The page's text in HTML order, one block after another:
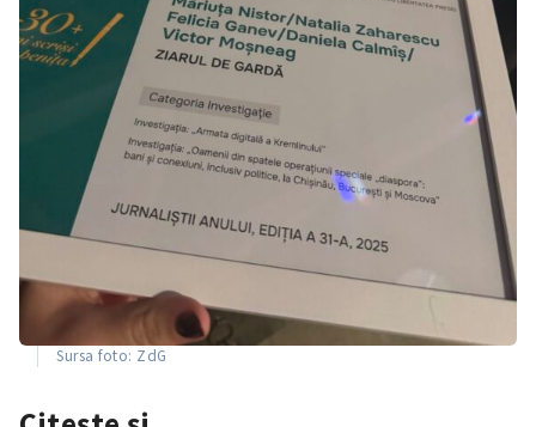
Sursa foto: ZdG